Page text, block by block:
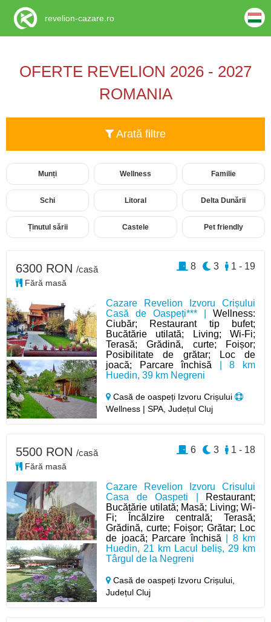
OFERTE REVELION 2026 - 2027
ROMANIA
Arată filtre
Munți Wellness Familie
Schi Litoral Delta Dunării
Ținutul sării Castele Pet friendly
Cazare Revelion Izvoru Crișului
Casă de Oaspeți*** | Wellness:
Ciubăr; Restaurant tip bufet;
Bucătărie utilată; Living; Wi-Fi;
Terasă; Grădină, curte; Foișor;
Posibilitate de grătar; Loc de
joacă; Parcare închisă | 8 km
Huedin, 39 km Negreni
Casă de oaspeți Izvoru Crișului
Wellness | SPA, Județul Cluj
6300 RON /casă
Fără masă
1 - 19
3
8
Cazare Revelion Izvoru Crisului
Casa de Oaspeti |
Restaurant;
Bucătărie utilată; Masă; Living; Wi-
Fi; Încălzire centrală; Terasă;
Grădină, curte; Foișor; Grătar; Loc
de joacă; Parcare închisă | 8 km
Huedin, 21 km Lacul beliș, 29 km
Târgul de la Negreni
Casă de oaspeți Izvoru Crișului,
Județul Cluj
5500 RON /casă
Fără masă
1 - 18
3
6
revelion-cazare.ro